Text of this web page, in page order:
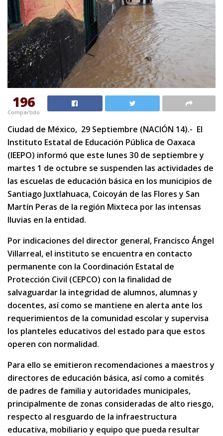
196
Compartido
Ciudad de México, 29 Septiembre (NACIÓN 14).- El
Instituto Estatal de Educación Pública de Oaxaca
(IEEPO) informó que este lunes 30 de septiembre y
martes 1 de octubre se suspenden las actividades de
las escuelas de educación básica en los municipios de
Santiago Juxtlahuaca, Coicoyán de las Flores y San
Martín Peras de la región Mixteca por las intensas
lluvias en la entidad.
Por indicaciones del director general, Francisco Ángel
Villarreal, el instituto se encuentra en contacto
permanente con la Coordinación Estatal de
Protección Civil (CEPCO) con la finalidad de
salvaguardar la integridad de alumnos, alumnas y
docentes, así como se mantiene en alerta ante los
requerimientos de la comunidad escolar y supervisa
los planteles educativos del estado para que estos
operen con normalidad.
Para ello se emitieron recomendaciones a maestros y
directores de educación básica, así como a comités
de padres de familia y autoridades municipales,
principalmente de zonas consideradas de alto riesgo,
respecto al resguardo de la infraestructura
educativa, mobiliario y equipo que pueda resultar